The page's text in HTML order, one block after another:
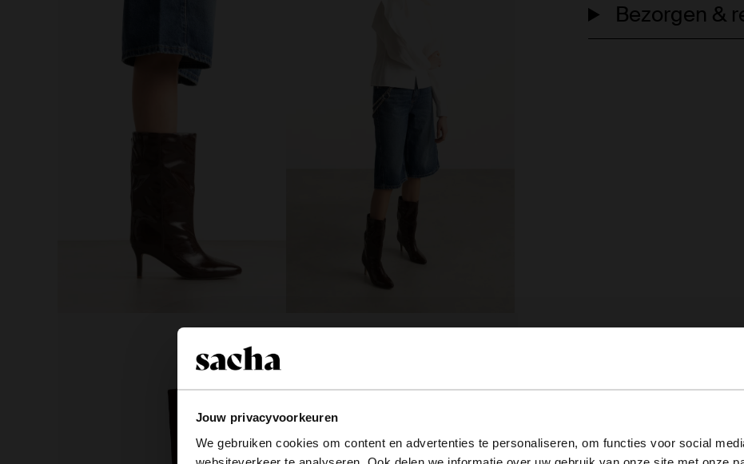
Jouw privacyvoorkeuren
We gebruiken cookies om content en advertenties te personaliseren, om functies voor social
Bezorgen &
View this website in English?